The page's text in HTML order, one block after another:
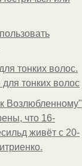
тонких волос.
для тонких волос
Возлюбленному"
что 16-
живёт с 20-